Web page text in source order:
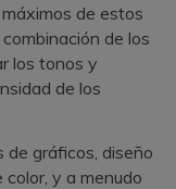
de estos
de los
los tonos y
de los
de gráficos, diseño
y a menudo